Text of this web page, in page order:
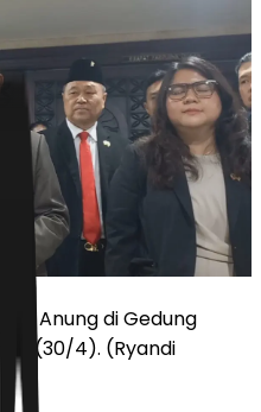
Anung di Gedung
(30/4). (Ryandi